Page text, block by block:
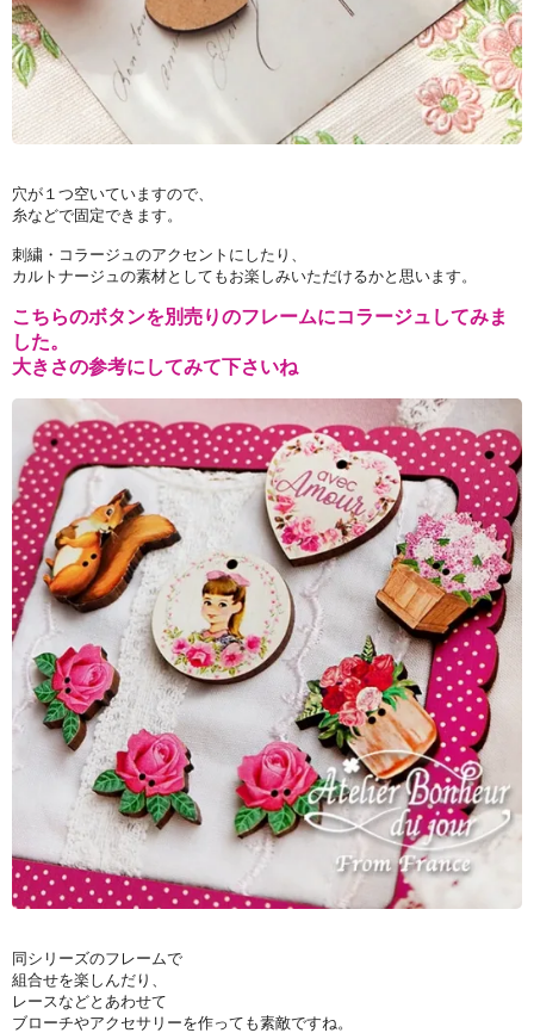
穴が１つ空いていますので、
糸などで固定できます。
刺繍・コラージュのアクセントにしたり、
カルトナージュの素材としてもお楽しみいただけるかと思います。
こちらのボタンを別売りのフレームにコラージュしてみま
した。
大きさの参考にしてみて下さいね
同シリーズのフレームで
組合せを楽しんだり、
レースなどとあわせて
ブローチやアクセサリーを作っても素敵ですね。